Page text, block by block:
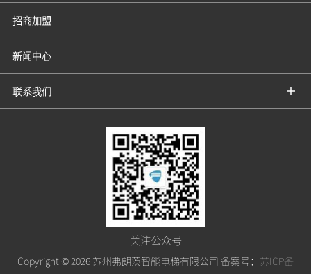
招商加盟
新闻中心
联系我们
关注公众号
Copyright ©2026 苏州弗朗茨智能电梯有限公司 备案号： 苏ICP备